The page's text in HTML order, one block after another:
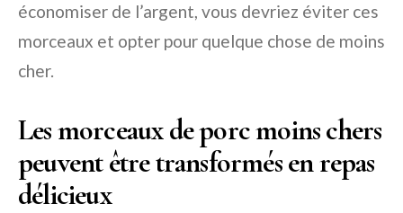
économiser de l’argent, vous devriez éviter ces
morceaux et opter pour quelque chose de moins
cher.
Les morceaux de porc moins chers
peuvent être transformés en repas
délicieux